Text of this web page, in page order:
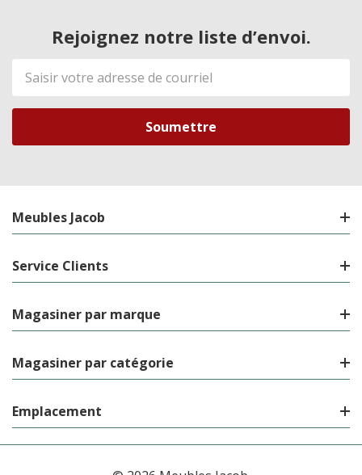
Rejoignez notre liste d’envoi.
Adresse
de
courriel
Meubles Jacob
Service Clients
Magasiner par marque
Magasiner par catégorie
Emplacement